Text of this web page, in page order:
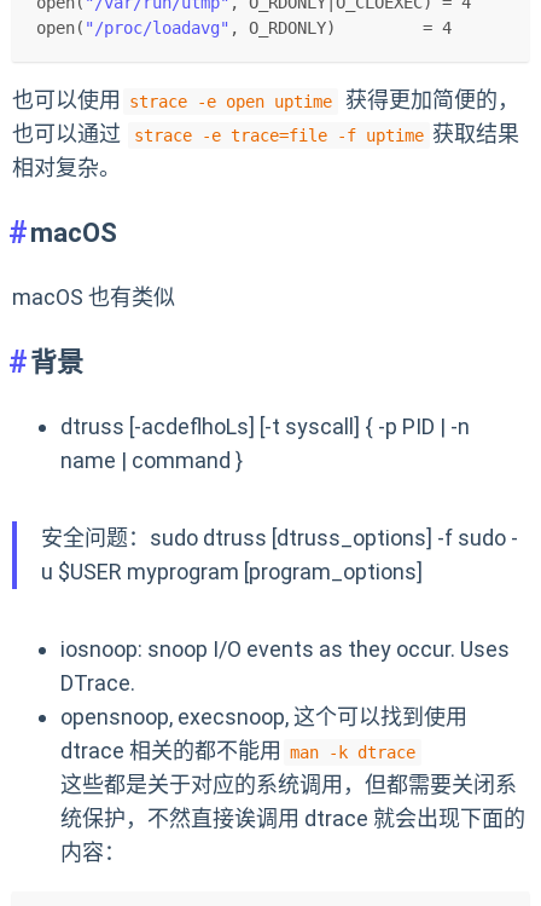
open( "/proc/loadavg" , O_RDONLY)         = 4
也可以使用 strace -e open uptime
获得更加简便的，
也可以通过
strace -e trace=file -f uptime 获取结果
相对复杂。
macOS
macOS 也有类似
背景
dtruss [-acdeflhoLs] [-t syscall] { -p PID | -n
name | command }
安全问题：sudo dtruss [dtruss_options] -f sudo -
u $USER myprogram [program_options]
iosnoop: snoop I/O events as they occur. Uses
DTrace.
opensnoop, execsnoop, 这个可以找到使用
dtrace 相关的都不能用
man -k dtrace
这些都是关于对应的系统调用，但都需要关闭系
统保护，不然直接诶调用 dtrace 就会出现下面的
内容：